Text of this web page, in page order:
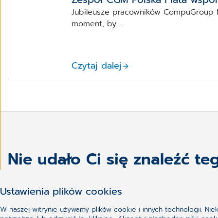
Jubileusze pracowników
moment, by ...
Czytaj dalej
Nie udało Ci się znaleźć
Ustawienia plików cookies
W naszej witrynie używamy plików cookie i innych technologii.